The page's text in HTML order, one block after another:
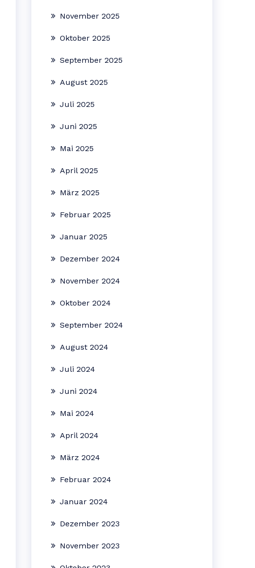
November 2025
Oktober 2025
September 2025
August 2025
Juli 2025
Juni 2025
Mai 2025
April 2025
März 2025
Februar 2025
Januar 2025
Dezember 2024
November 2024
Oktober 2024
September 2024
August 2024
Juli 2024
Juni 2024
Mai 2024
April 2024
März 2024
Februar 2024
Januar 2024
Dezember 2023
November 2023